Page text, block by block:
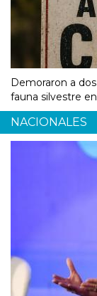
Demoraron a
fauna silvestre
NACIONALES